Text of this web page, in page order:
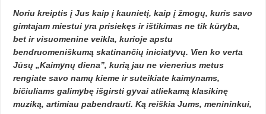
Noriu kreiptis į Jus kaip į kaunietį, kaip į žmogų, kuris savo
gimtajam miestui yra prisiekęs ir ištikimas ne tik kūryba,
bet ir visuomenine veikla, kurioje apstu
bendruomeniškumą skatinančių iniciatyvų. Vien ko verta
Jūsų „Kaimynų diena”, kurią jau ne vienerius metus
rengiate savo namų kieme ir suteikiate kaimynams,
bičiuliams galimybę išgirsti gyvai atliekamą klasikinę
muziką, artimiau pabendrauti. Ką reiškia Jums, menininkui,